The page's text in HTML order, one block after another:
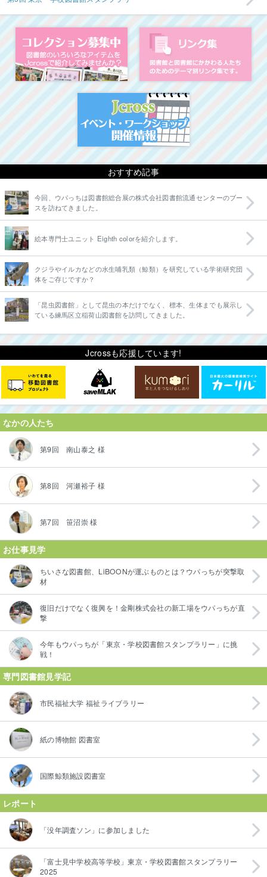
コレクション募集中
イベント・ワーク
おすすめ記事
今回、ウパっちは図書館総合展の株式会社図書館流通センターのブー
スを訪ねてきました。
絵本専門士ユニット Eighth colorを紹介します。
クジラやイルカなどの水生哺乳類（鯨類）を研究している学術研究団
体をご存じですか？
「昆虫図書館」として昆虫の本だけでなく、標本、生体までも展示し
ている練馬区立稲荷山図書館を訪問してきました。
Jcrossも応援しています!
なかの人たち
第9回 南山泰之 様
第8回 河瀬裕子 様
第7回 笹沼崇 様
お仕事見学
ちいさな図書館、LiBOONが運ぶものとは？ウパっちが突撃取
材
復旧だけでなく復興を！金剛株式会社の新工場をウパっちが直
撃
今年もウパっちが「東京・学校図書館スタンプラリー」に挑
戦！
専門図書館見学記
市民福祉大学 福祉ライブラリー
紙の博物館 図書室
国際鯨類施設図書室
レポート
「没年調査ソン」に参加しました
「富士見中学校高等学校」東京・学校図書館スタンプラリー
2025